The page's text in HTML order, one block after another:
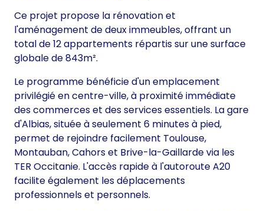
Ce projet propose la rénovation et
l'aménagement de deux immeubles, offrant un
total de 12 appartements répartis sur une surface
globale de 843m².
Le programme bénéficie d'un emplacement
privilégié en centre-ville, à proximité immédiate
des commerces et des services essentiels. La gare
d'Albias, située à seulement 6 minutes à pied,
permet de rejoindre facilement Toulouse,
Montauban, Cahors et Brive-la-Gaillarde via les
TER Occitanie. L'accès rapide à l'autoroute A20
facilite également les déplacements
professionnels et personnels.